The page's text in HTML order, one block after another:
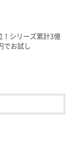
も
！シリーズ累計3億
でお試し